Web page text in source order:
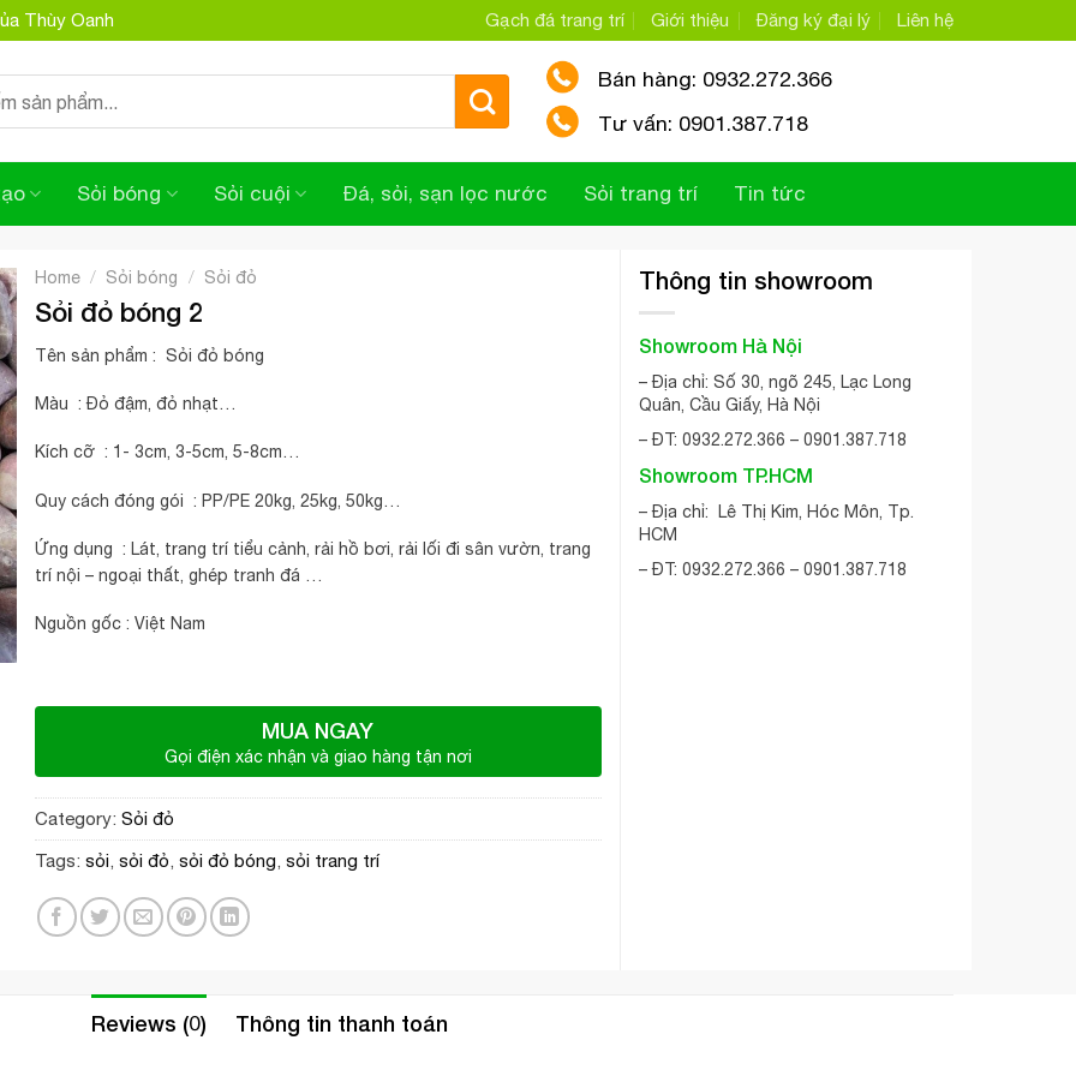
Thùy Oanh Gạch đá trang trí Giới thiệu Đăng ký đại lý Liên hệ
Bán hàng: 0932.272.366
Tư vấn: 0901.387.718
Sỏi bóng Sỏi cuội Đá, sỏi, sạn lọc nước Sỏi trang trí Tin tức
Home / Sỏi bóng / Sỏi đỏ
Sỏi đỏ bóng 2
Tên sản phẩm : Sỏi đỏ bóng
Màu : Đỏ đậm, đỏ nhạt…
Kích cỡ : 1- 3cm, 3-5cm, 5-8cm…
Quy cách đóng gói : PP/PE 20kg, 25kg, 50kg…
Ứng dụng : Lát, trang trí tiểu cảnh, rải hồ bơi, rải lối đi sân vườn, trang
trí nội – ngoại thất, ghép tranh đá …
Nguồn gốc : Việt Nam
MUA NGAY
Gọi điện xác nhận và giao hàng tận nơi
Category: Sỏi đỏ
Tags: sỏi, sỏi đỏ, sỏi đỏ bóng, sỏi trang trí
Thông tin showroom
Showroom Hà Nội
– Địa chỉ: Số 30, ngõ 245, Lạc Long
Quân, Cầu Giấy, Hà Nội
– ĐT: 0932.272.366 – 0901.387.718
Showroom TP.HCM
– Địa chỉ: Lê Thị Kim, Hóc Môn, Tp.
HCM
– ĐT: 0932.272.366 – 0901.387.718
Reviews (0) Thông tin thanh toán